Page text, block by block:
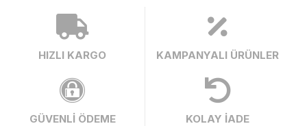
HIZLI KARGO KAMPANYALI ÜRÜNLER
GÜVENLİ ÖDEME KOLAY İADE